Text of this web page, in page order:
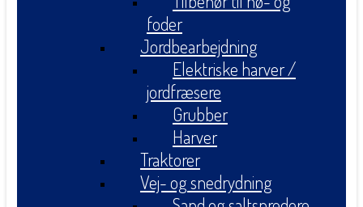
foder
Jordbearbejdning
Elektriske harver /
jordfræsere
Grubber
Harver
Traktorer
Vej- og snedrydning